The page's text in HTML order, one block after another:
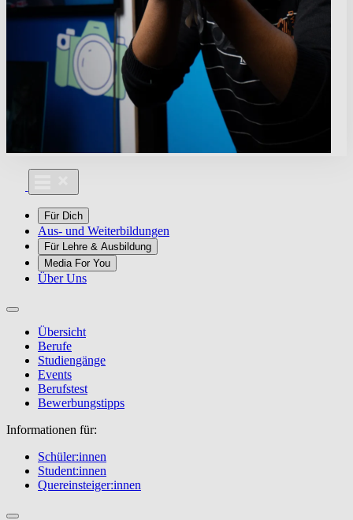
Für Dich
Aus- und Weiterbildungen
Für Lehre & Ausbildung
Media For You
Über Uns
Übersicht
Berufe
Studiengänge
Events
Berufstest
Bewerbungstipps
Informationen für:
Schüler:innen
Student:innen
Quereinsteiger:innen